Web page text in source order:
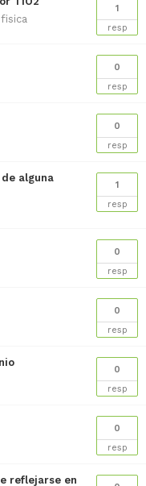
1
resp
0
resp
0
resp
1
resp
alguna
0
resp
0
resp
0
resp
0
resp
reflejarse en